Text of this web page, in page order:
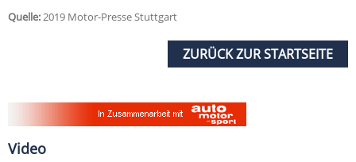
Quelle:2019 Motor-Presse Stuttgart
ZURÜCK ZUR STARTSEITE
Video